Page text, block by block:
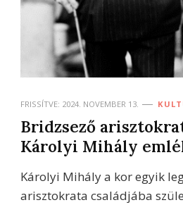
FRISSÍTVE: 2024. NOVEMBER 13.
Bridzsező
Károlyi Mihály
Károlyi Mihály a kor egyik
arisztokrata családjába